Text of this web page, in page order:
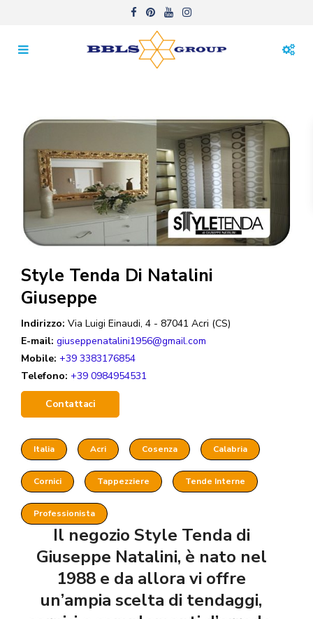
Style Tenda Di Natalini
Giuseppe
Indirizzo: Via Luigi Einaudi, 4 - 87041 Acri (CS)
E-mail: giuseppenatalini1956@gmail.com
Mobile: +39 3383176854
Telefono: +39 0984954531
Contattaci
Italia Acri Cosenza Calabria
Cornici Tappezziere Tende Interne
Professionista
Il negozio Style Tenda di
Giuseppe Natalini, è nato nel
1988 e da allora vi offre
un’ampia scelta di tendaggi,